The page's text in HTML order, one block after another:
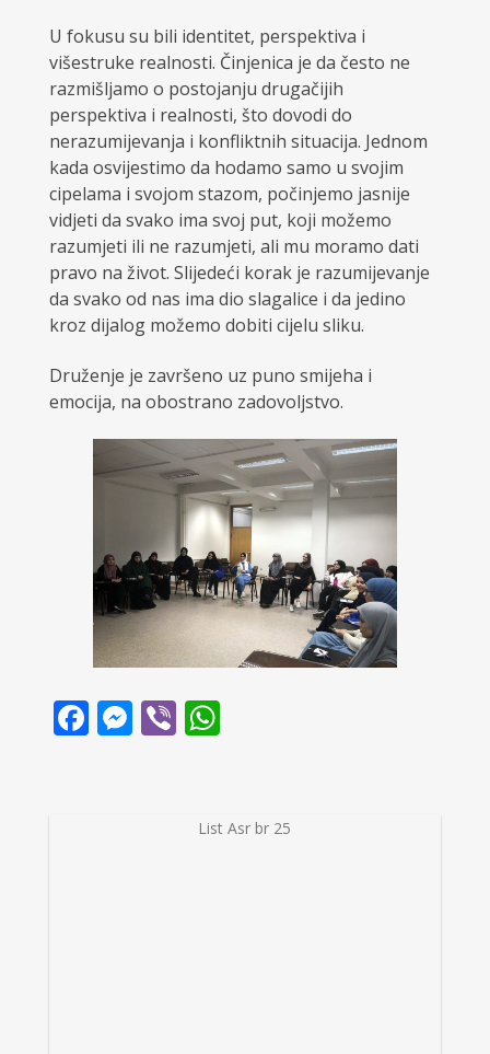
U fokusu su bili identitet, perspektiva i
višestruke realnosti. Činjenica je da često ne
razmišljamo o postojanju drugačijih
perspektiva i realnosti, što dovodi do
nerazumijevanja i konfliktnih situacija. Jednom
kada osvijestimo da hodamo samo u svojim
cipelama i svojom stazom, počinjemo jasnije
vidjeti da svako ima svoj put, koji možemo
razumjeti ili ne razumjeti, ali mu moramo dati
pravo na život. Slijedeći korak je razumijevanje
da svako od nas ima dio slagalice i da jedino
kroz dijalog možemo dobiti cijelu sliku.
Druženje je završeno uz puno smijeha i
emocija, na obostrano zadovoljstvo.
Facebook
Messenger
ViberWhatsApp
List Asr br 25